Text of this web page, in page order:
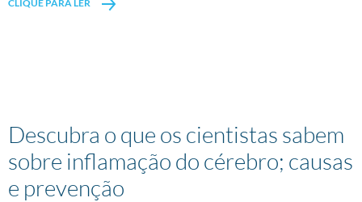
CLIQUE PARA LER
Descubra o que os cientistas sabem
sobre inflamação do cérebro; causas
e prevenção